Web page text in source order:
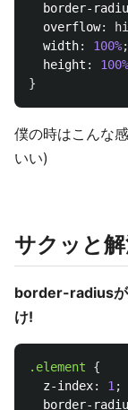
border-
overflow:
width: 100%;
height : 100%
}
僕の時はこんな
いい)
サクッと
border-radiusが
け!
.element
{
z-index: 1 ;
border-